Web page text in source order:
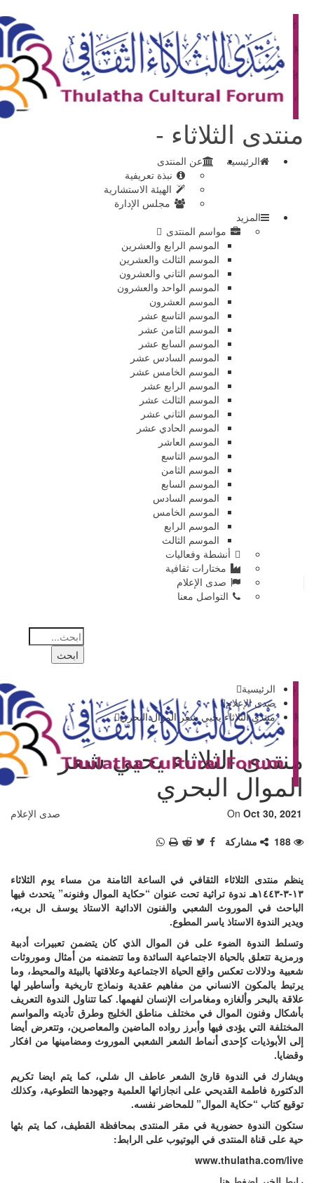
الثلاثاء -
عن المنتدى
نبذة تعريفية
الهيئة الاستشارية
مجلس الإدارة
مواسم المنتدى
الموسم الرابع والعشرين
الموسم الثالث والعشرين
الموسم الثاني والعشرون
الموسم الواحد والعشرون
الموسم العشرون
الموسم التاسع عشر
الموسم الثامن عشر
الموسم السابع عشر
الموسم السادس عشر
الموسم الخامس عشر
الموسم الرابع عشر
الموسم الثالث عشر
الموسم الثاني عشر
الموسم الحادي عشر
الموسم العاشر
الموسم التاسع
الموسم الثامن
الموسم السابع
الموسم السادس
الموسم الخامس
الموسم الرابع
الموسم الثالث
أنشطة وفعاليات
مختارات ثقافية
صدى الإعلام
التواصل معنا
الثلاثاء يحيي شعر الموال البحري
الثلاثاء يحيي شعر
البحري
On
الثقافي في الساعة الثامنة من مساء يوم الثلاثاء
٣-١٤٤٣هـ ندوة تراثية تحت عنوان “حكاية الموال وفنونه” يتحدث فيها
الشعبي والفنون الادائية الاستاذ يوسف ال بريه،
الاستاذ ياسر المطوع.
الضوء على فن الموال الذي كان يتضمن تعبيرات أدبية
بالحياة الاجتماعية السائدة وما تتضمنه من أمثال وموروثات
تعكس واقع الحياة الاجتماعية وعلاقتها بالبيئة والمحيط، وما
الانساني من مفاهيم عقدية ونماذج تاريخية وأساطير لها
وألغازه ومغامرات الإنسان لفهمها. كما تتناول الندوة التعريف
الموال في مختلف مناطق الخليج وطرق تأديته والمواسم
يؤدى فيها وأبرز رواده الماضين والمعاصرين، وتتعرض أيضا
كإحدى أنماط الشعر الشعبي الموروث ومضامينها من افكار
قارئ الشعر عاطف ال شلي، كما يتم ايضا تكريم
القديحي على انجازاتها العلمية وجهودها التطوعية، وكذلك
الموال” للمحاضر نفسه.
حضورية في مقر المنتدى بمحافظة القطيف، كما يتم بثها
المنتدى في اليوتيوب على الرابط: